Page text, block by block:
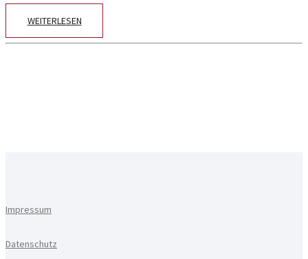
WEITERLESEN
Impressum
Datenschutz